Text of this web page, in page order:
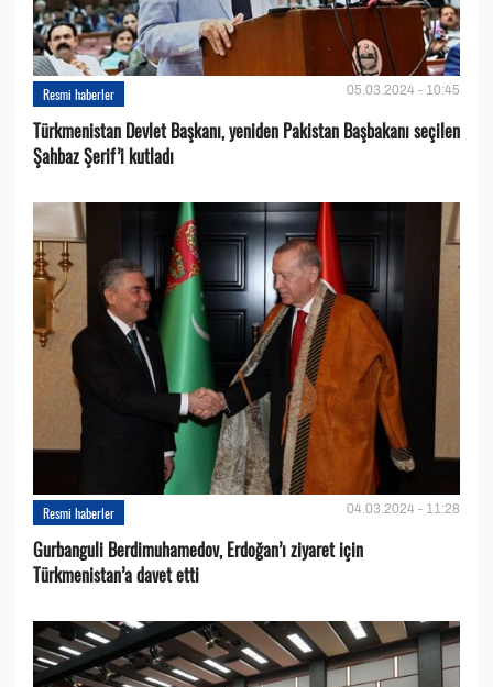
Resmi haberler 05.03.2024 - 10:45
Türkmenistan Devlet Başkanı, yeniden Pakistan Başbakanı seçilen
Şahbaz Şerif’i kutladı
Resmi haberler 04.03.2024 - 11:28
Gurbanguli Berdimuhamedov, Erdoğan’ı ziyaret için
Türkmenistan’a davet etti